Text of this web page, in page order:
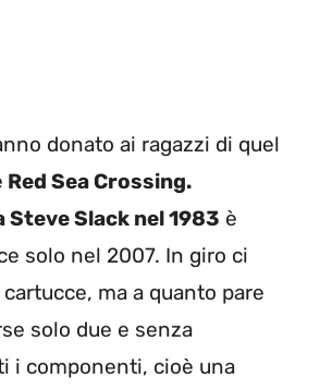
donato ai ragazzi di quel
Red Sea Crossing.
Steve Slack nel 1983 è
solo nel 2007. In giro ci
ma a quanto pare
solo due e senza
i componenti, cioè una